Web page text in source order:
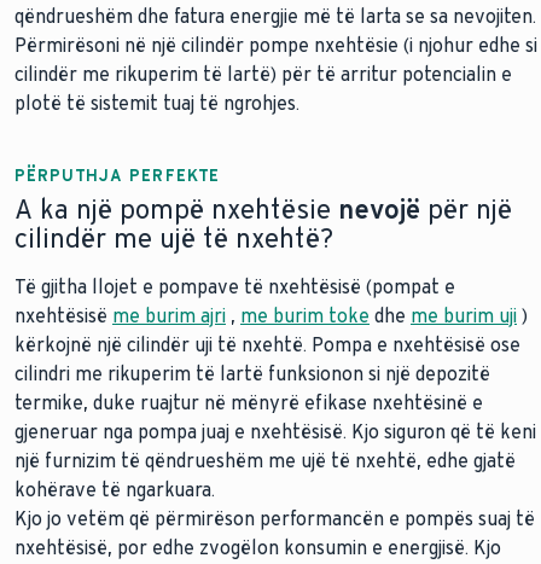
qëndrueshëm dhe fatura energjie më të larta se sa nevojiten.
Përmirësoni në një cilindër pompe nxehtësie (i njohur edhe si
cilindër me rikuperim të lartë) për të arritur potencialin e
plotë të sistemit tuaj të ngrohjes.
PËRPUTHJA PERFEKTE
A kа një pompë nxehtësie nevojë për një
cilindër me ujë të nxehtë?
Të gjitha llojet e pompave të nxehtësisë (pompat e
nxehtësisë me burim ajri , me burim toke dhe me burim uji )
kërkojnë një cilindër uji të nxehtë. Pompa e nxehtësisë ose
cilindri me rikuperim të lartë funksionon si një depozitë
termike, duke ruajtur në mënyrë efikase nxehtësinë e
gjeneruar nga pompa juaj e nxehtësisë. Kjo siguron që të keni
një furnizim të qëndrueshëm me ujë të nxehtë, edhe gjatë
kohërave të ngarkuara.
Kjo jo vetëm që përmirëson performancën e pompës suaj të
nxehtësisë, por edhe zvogëlon konsumin e energjisë. Kjo